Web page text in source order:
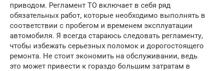
приводом. Регламент ТО включает в себя ряд
обязательных работ, которые необходимо выполнять в
соответствии с пробегом и временем эксплуатации
автомобиля. Я всегда стараюсь следовать регламенту,
чтобы избежать серьезных поломок и дорогостоящего
ремонта. Не стоит экономить на обслуживании, ведь
это может привести к гораздо большим затратам в